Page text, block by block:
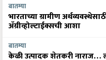
बातम्या
भारताच्या ग्रामीण
अ‍ॅग्रीव्होल्टाईक्सची आशा
बातम्या
केळी उत्पादक शेतकरी नाराज…